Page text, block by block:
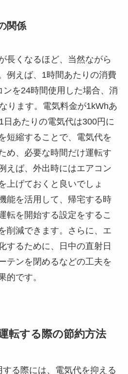
関係
長くなるほど、当然ながら
例えば、1時間あたりの消費
を24時間使用した場合、消
ります。電気料金が1kWhあ
日あたりの電気代は300円に
短縮することで、電気代を
め、必要な時間だけ運転す
えば、外出時にはエアコン
上げておくと良いでしょ
能を活用して、帰宅する時
転を開始する設定をするこ
削減できます。さらに、エ
するために、日中の直射日
テンを閉めるなどの工夫を
的です。
転する際の節約方法
る際には、電気代を抑える